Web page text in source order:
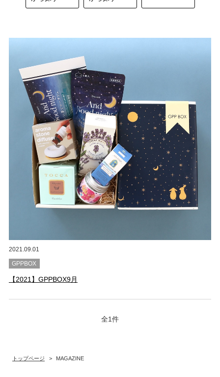
2021.09.01
GPPBOX
【2021】GPPBOX9月
全1件
トップページ > MAGAZINE